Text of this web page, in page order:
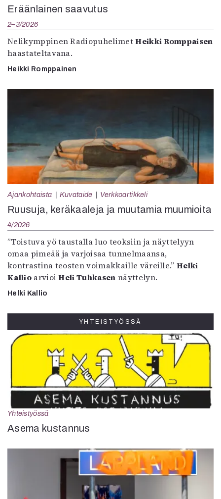
Eräänlainen saavutus
2–3/2026
Nelikymppinen RadiopuhelimetHeikki Romppaisen
haastateltavana.
Heikki Romppainen
Ajankohtaista Kuvataide Verkkoartikkeli
Ruusuja, keräkaaleja ja muutamia muumioita
4/2026
”Toistuva yö taustalla luo teoksiin ja näyttelyyn
omaa pimeää ja varjoisaa tunnelmaansa,
kontrastina teosten voimakkaille väreille.”Helki
KallioarvioiHeli Tuhkasen näyttelyn.
Helki Kallio
YHTEISTYÖSSÄ
Yhteistyössä
Asema kustannus